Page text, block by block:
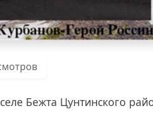
Бежта Цунтинского